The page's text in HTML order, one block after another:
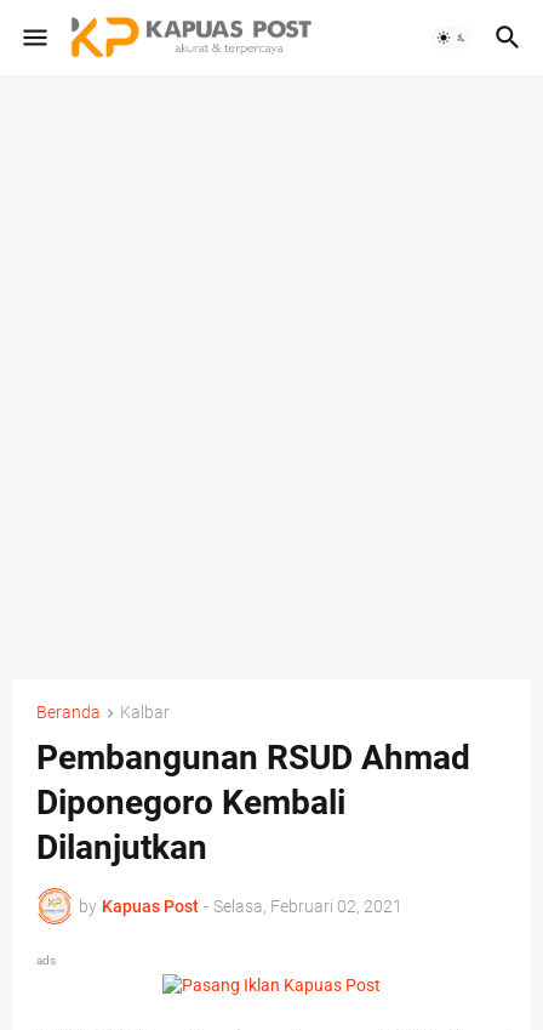
Beranda Kalbar
Pembangunan RSUD Ahmad
Diponegoro Kembali
Dilanjutkan
by Kapuas Post - Selasa, Februari 02, 2021
ads